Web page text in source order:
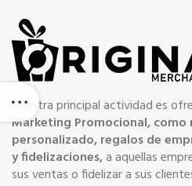
Nuestra principal actividad es
Marketing Promocional, como
personalizado, regalos de
y fidelizaciones,a aquellas
sus ventas o fidelizar a sus